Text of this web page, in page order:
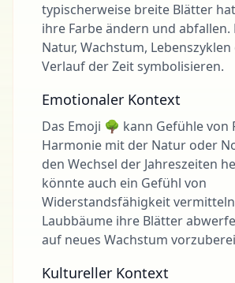
typischerweise breite Blätter
ihre Farbe ändern und abfallen.
Natur, Wachstum,
Verlauf der Zeit symbolisieren.
Emotionaler Kontext
Das Emoji 🌳 kann Gefühle von
Harmonie mit der Natur oder
den Wechsel der Jahreszeiten
könnte auch ein Gefühl von
Widerstandsfähigkeit
Laubbäume ihre Blätter
auf neues Wachstum
Kultureller Kontext